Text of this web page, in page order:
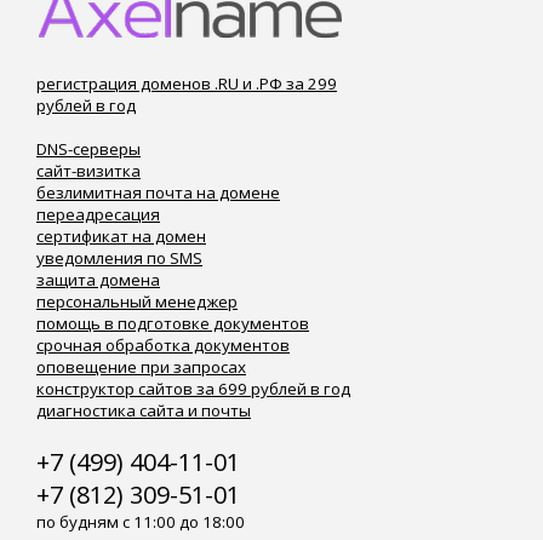
регистрация доменов .RU и .РФ за 299
рублей в год
DNS-серверы
сайт-визитка
безлимитная почта на домене
переадресация
сертификат на домен
уведомления по SMS
защита домена
персональный менеджер
помощь в подготовке документов
срочная обработка документов
оповещение при запросах
конструктор сайтов за 699 рублей в год
диагностика сайта и почты
+7 (499) 404-11-01
+7 (812) 309-51-01
по будням с 11:00 до 18:00